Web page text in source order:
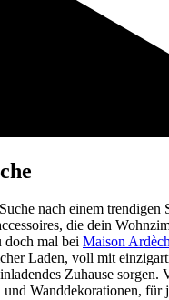
nach einem trendigen
die dein
doch mal bei Maison
Laden, voll mit
Zuhause sorgen.
Wanddekorationen, für